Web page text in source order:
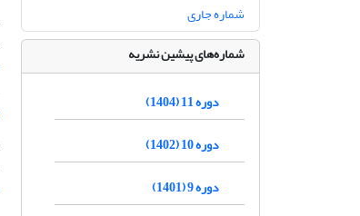
شماره جاری
شماره‌های پیشین نشریه
دوره 11 (1404)
دوره 10 (1402)
دوره 9 (1401)